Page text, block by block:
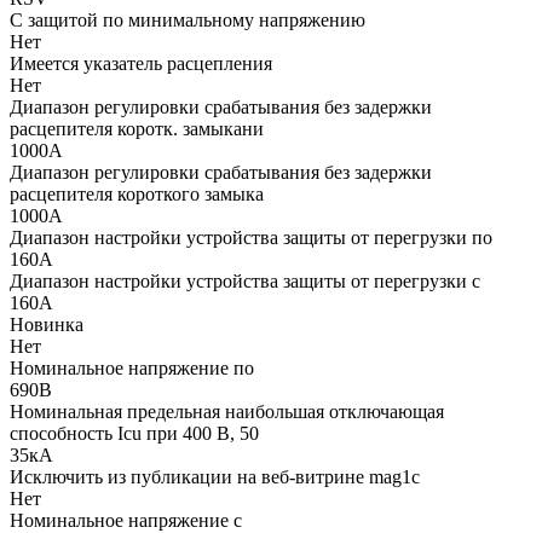
С защитой по минимальному напряжению
Нет
Имеется указатель расцепления
Нет
Диапазон регулировки срабатывания без задержки
расцепителя коротк. замыкани
1000А
Диапазон регулировки срабатывания без задержки
расцепителя короткого замыка
1000А
Диапазон настройки устройства защиты от перегрузки по
160А
Диапазон настройки устройства защиты от перегрузки с
160А
Новинка
Нет
Номинальное напряжение по
690В
Номинальная предельная наибольшая отключающая
способность Icu при 400 В, 50
35кА
Исключить из публикации на веб-витрине mag1c
Нет
Номинальное напряжение с